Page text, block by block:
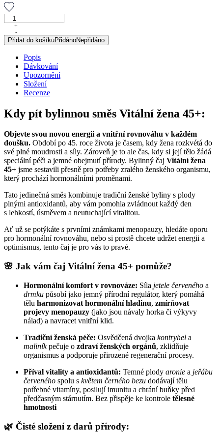
Vitální
žena
45+,
porcovaná
množství
+
-
Přidat do košíkuPřidánoNepřidáno
Popis
Dávkování
Upozornění
Složení
Recenze
Kdy pít bylinnou směs Vitální žena 45+:
Objevte svou novou energii a vnitřní rovnováhu v každém
doušku. Období po 45. roce života je časem, kdy žena rozkvétá do
své plné moudrosti a síly. Zároveň je to ale čas, kdy si její tělo žádá
speciální péči a jemné obejmutí přírody. Bylinný čaj Vitální žena
45+ jsme sestavili přesně pro potřeby zralého ženského organismu,
který prochází hormonálními proměnami.
Tato jedinečná směs kombinuje tradiční ženské byliny s plody
plnými antioxidantů, aby vám pomohla zvládnout každý den
s lehkostí, úsměvem a neutuchající vitalitou.
Ať už se potýkáte s prvními známkami menopauzy, hledáte oporu
pro hormonální rovnováhu, nebo si prostě chcete udržet energii a
optimismus, tento čaj je pro vás to pravé.
🌸 Jak vám čaj Vitální žena 45+ pomůže?
Hormonální komfort v rovnováze: Síla jetele červeného a
drmku působí jako jemný přírodní regulátor, který pomáhá
tělu harmonizovat hormonální hladinu, zmírňovat
projevy menopauzy (jako jsou návaly horka či výkyvy
nálad) a navracet vnitřní klid.
Tradiční ženská péče: Osvědčená dvojka kontryhel a
maliníkpečuje o zdraví ženských orgánů, zklidňuje
organismus a podporuje přirozené regenerační procesy.
Příval vitality a antioxidantů: Temné plody aronie a jeřábu
červeného spolu s květem černého bezu dodávají tělu
potřebné vitamíny, posilují imunitu a chrání buňky před
předčasným stárnutím. Bez přispěje ke kontrole tělesné
hmotnosti
🌿 Čisté složení z darů přírody: